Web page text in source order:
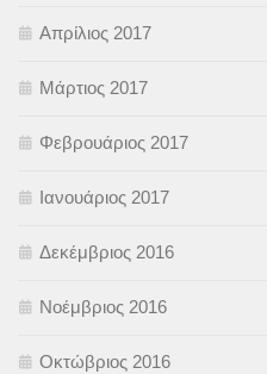
Απρίλιος 2017
Μάρτιος 2017
Φεβρουάριος 2017
Ιανουάριος 2017
Δεκέμβριος 2016
Νοέμβριος 2016
Οκτώβριος 2016